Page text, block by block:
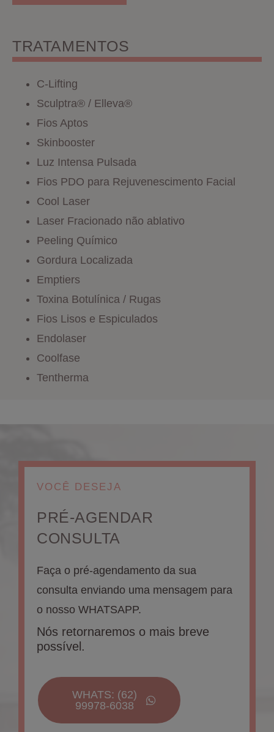
TRATAMENTOS
C-Lifting
Sculptra® / Elleva®
Fios Aptos
Skinbooster
Luz Intensa Pulsada
Fios PDO para Rejuvenescimento Facial
Cool Laser
Laser Fracionado não ablativo
Peeling Químico
Gordura Localizada
Emptiers
Toxina Botulínica / Rugas
Fios Lisos e Espiculados
Endolaser
Coolfase
Tentherma
VOCÊ DESEJA
PRÉ-AGENDAR
CONSULTA
Faça o pré-agendamento da sua
consulta enviando uma mensagem para
o nosso WHATSAPP.
Nós retornaremos o mais breve
possível.
WHATS: (62)
99978-6038